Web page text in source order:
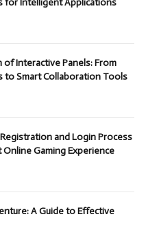
of Interactive Panels: From
to Smart Collaboration Tools
Registration and Login Process
Gaming Experience
A Guide to Effective